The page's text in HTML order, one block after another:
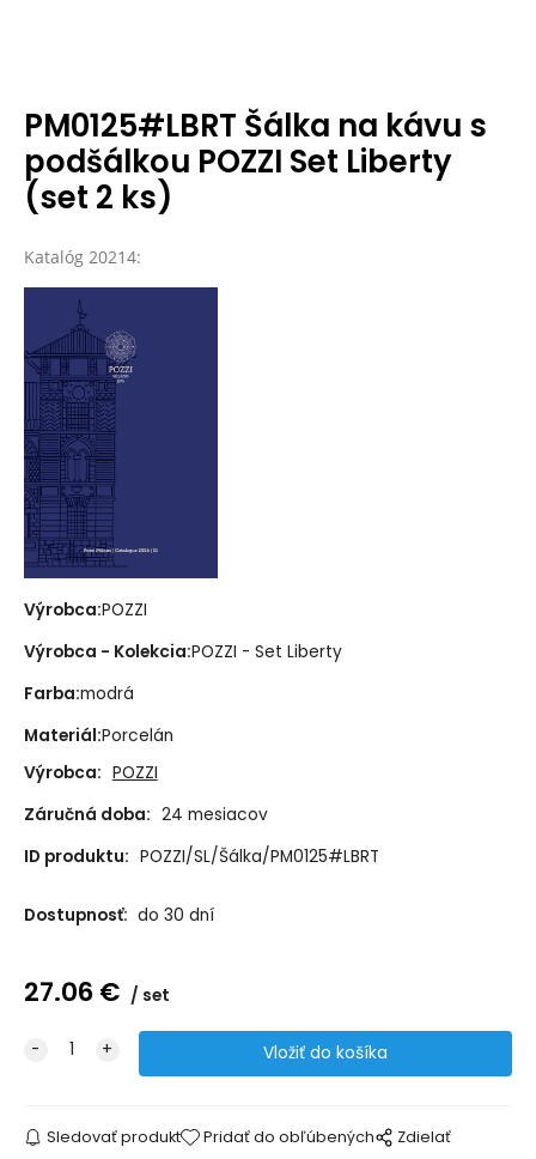
PM0125#LBRT Šálka na kávu s
podšálkou POZZI Set Liberty
(set 2 ks)
Katalóg 20214:
Výrobca:POZZI
Výrobca - Kolekcia:POZZI - Set Liberty
Farba:modrá
Materiál:Porcelán
Výrobca: POZZI
Záručná doba: 24 mesiacov
ID produktu: POZZI/SL/Šálka/PM0125#LBRT
Dostupnosť: do 30 dní
27.06 € set
Sledovať produkt Pridať do obľúbených Zdielať